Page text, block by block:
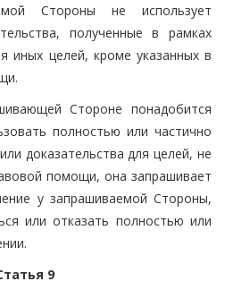
Стороны не использует
полученные в рамках
иных целей, кроме указанных в
Стороне понадобится
полностью или частично
доказательства для целей, не
помощи, она запрашивает
у запрашиваемой Стороны,
или отказать полностью или
9